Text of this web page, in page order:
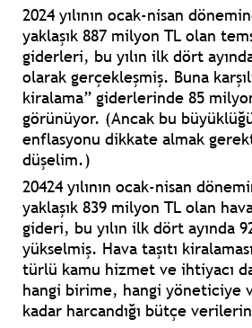
2024 yılının ocak-nisan
yaklaşık 887 milyon TL olan
giderleri, bu yılın ilk dört
olarak gerçekleşmiş. Buna
kiralama” giderlerinde 85
görünüyor. (Ancak bu
enflasyonu dikkate almak
düşelim.)
20424 yılının ocak-nisan
yaklaşık 839 milyon TL olan
gideri, bu yılın ilk dört ayında
yükselmiş. Hava taşıtı
türlü kamu hizmet ve ihtiyacı
hangi birime, hangi yöneticiye
kadar harcandığı bütçe